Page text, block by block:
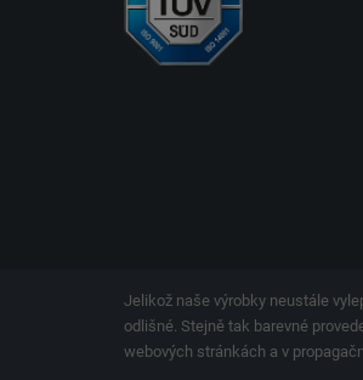
Jelikož naše výrobky neustále
odlišné. Stejně tak barevné
webových stránkách a v